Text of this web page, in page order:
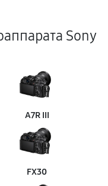
Sony
A7R III
FX30